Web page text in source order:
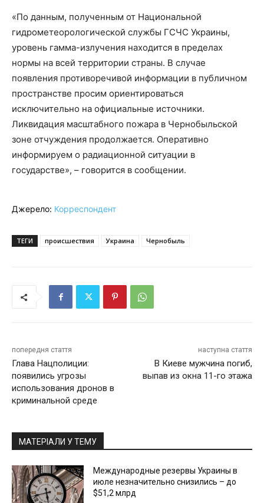
«По данным, полученным от Национальной
гидрометеорологической службы ГСЧС Украины,
уровень гамма-излучения находится в пределах
нормы на всей территории страны. В случае
появления противоречивой информации в публичном
пространстве просим ориентироваться
исключительно на официальные источники.
Ликвидация масштабного пожара в Чернобыльской
зоне отчуждения продолжается. Оперативно
информируем о радиационной ситуации в
государстве», – говорится в сообщении.
Джерело: Корреспондент
ТЕГИ происшествия Украина Чернобыль
попередня стаття
Глава Нацполиции:
появились угрозы
использования дронов в
криминальной среде
наступна стаття
В Киеве мужчина погиб,
выпав из окна 11-го этажа
МАТЕРІАЛИ У ТЕМУ
Международные резервы Украины в
июле незначительно снизились – до
$51,2 млрд